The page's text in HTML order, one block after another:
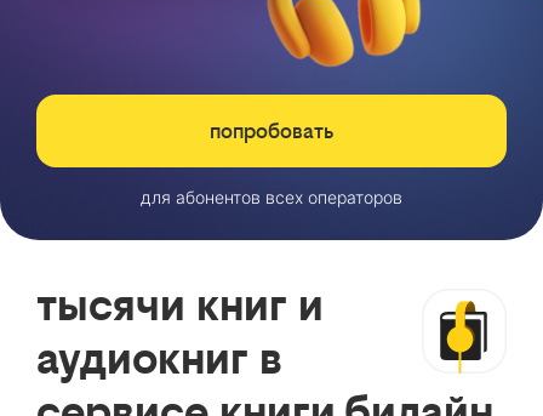
попробовать
для абонентов всех операторов
тысячи книг и
аудиокниг в